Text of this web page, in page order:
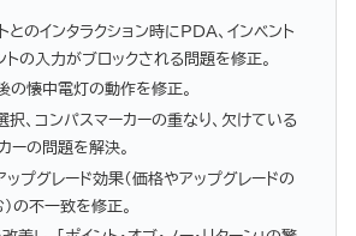
とのインタラクション時にPDA、インベント
トの入力がブロックされる問題を修正。
の懐中電灯の動作を修正。
、コンパスマーカーの重なり、欠けている
ーの問題を解決。
プグレード効果（価格やアップグレードの
の不一致を修正。